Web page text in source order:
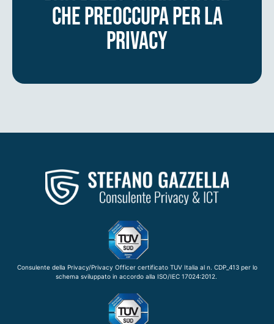
che preoccupa per la
privacy
Consulente della Privacy/Privacy Officer certificato TUV Italia al n. CDP_413 per lo
schema sviluppato in accordo alla ISO/IEC 17024:2012.